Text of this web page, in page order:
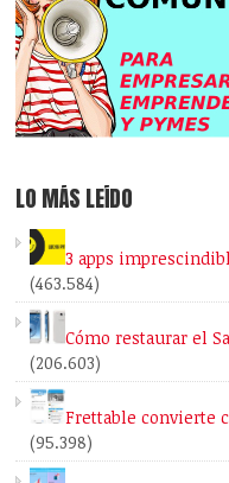
LO MÁS LEÍDO
3 apps
(463.584)
Cómo restaurar el
(206.603)
Frettable convierte
(95.398)